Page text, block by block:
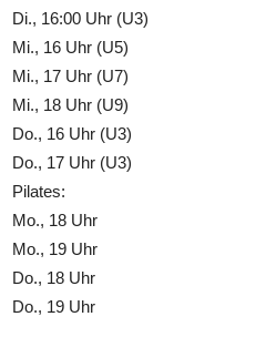
Di., 16:00 Uhr (U3)
Mi., 16 Uhr (U5)
Mi., 17 Uhr (U7)
Mi., 18 Uhr (U9)
Do., 16 Uhr (U3)
Do., 17 Uhr (U3)
Pilates:
Mo., 18 Uhr
Mo., 19 Uhr
Do., 18 Uhr
Do., 19 Uhr